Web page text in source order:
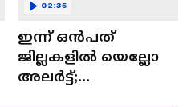
ഇന്ന് ഒൻപത്
ജില്ലകളിൽ യെല്ലോ
അലർട്ട്;
02:35